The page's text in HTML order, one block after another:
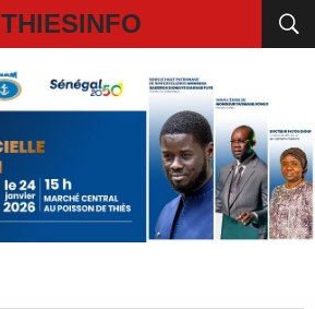
THIESINFO